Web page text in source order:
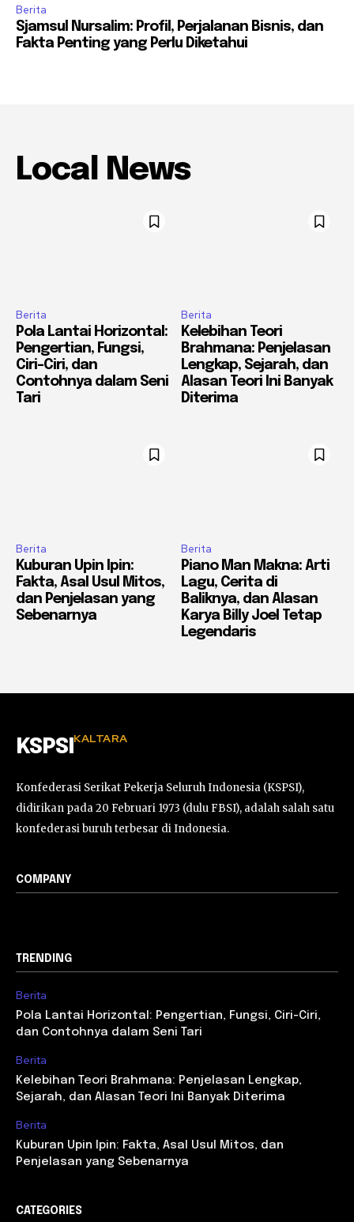
Berita
Sjamsul Nursalim: Profil, Perjalanan Bisnis, dan
Fakta Penting yang Perlu Diketahui
Local News
Berita
Pola Lantai Horizontal:
Pengertian, Fungsi,
Ciri-Ciri, dan
Contohnya dalam Seni
Tari
Berita
Kelebihan Teori
Brahmana: Penjelasan
Lengkap, Sejarah, dan
Alasan Teori Ini Banyak
Diterima
Berita
Kuburan Upin Ipin:
Fakta, Asal Usul Mitos,
dan Penjelasan yang
Sebenarnya
Berita
Piano Man Makna: Arti
Lagu, Cerita di
Baliknya, dan Alasan
Karya Billy Joel Tetap
Legendaris
KSPSI KALTARA
Konfederasi Serikat Pekerja Seluruh Indonesia (KSPSI),
didirikan pada 20 Februari 1973 (dulu FBSI), adalah salah satu
konfederasi buruh terbesar di Indonesia.
COMPANY
TRENDING
Berita
Pola Lantai Horizontal: Pengertian, Fungsi, Ciri-Ciri,
dan Contohnya dalam Seni Tari
Berita
Kelebihan Teori Brahmana: Penjelasan Lengkap,
Sejarah, dan Alasan Teori Ini Banyak Diterima
Berita
Kuburan Upin Ipin: Fakta, Asal Usul Mitos, dan
Penjelasan yang Sebenarnya
CATEGORIES